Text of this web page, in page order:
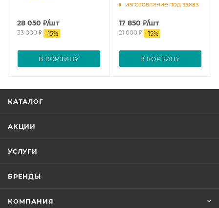
28 050 ₽/шт
33 000₽ -15%
В КОРЗИНУ
изготовление под заказ
17 850 ₽/шт
21 000₽ -15%
В КОРЗИНУ
КАТАЛОГ
АКЦИИ
УСЛУГИ
БРЕНДЫ
КОМПАНИЯ